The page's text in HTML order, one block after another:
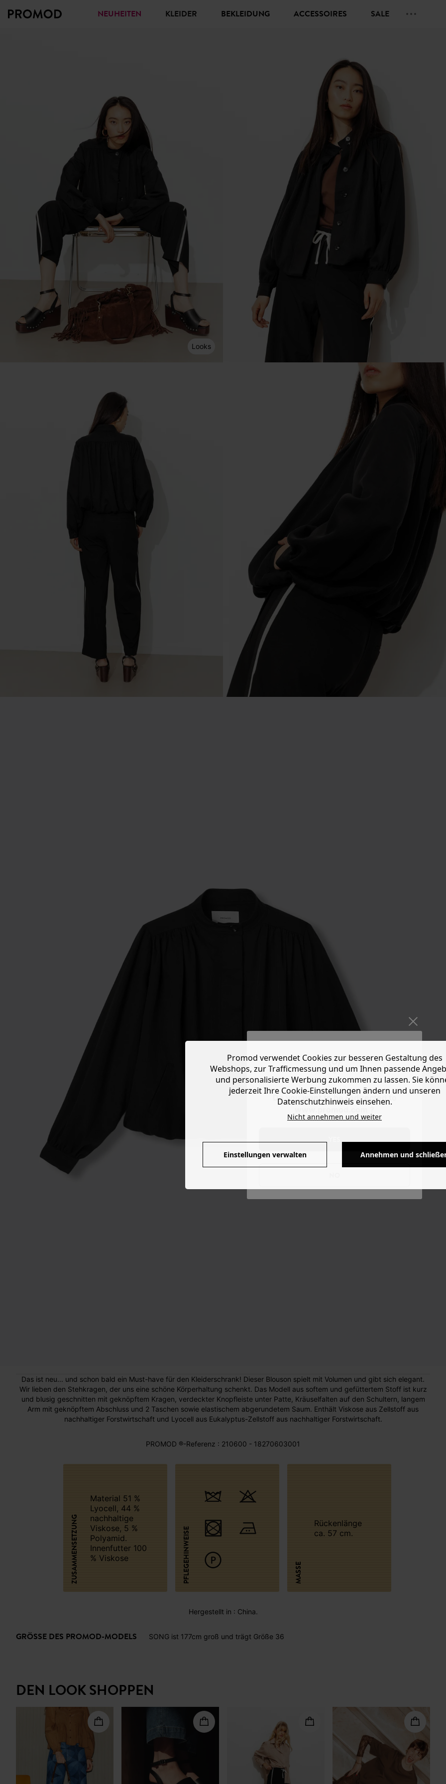
Do you want to be redirected to
NEUHEITEN KLEIDER BEKLEIDUNG ACCESSOIRES SALE
Looks
Das ist neu... und schon bald ein Must-have für den Kleiderschrank! Dieser Blouson spielt mit Volumen und gibt sich elegant.
Wir lieben den Stehkragen, der uns eine schöne Körperhaltung schenkt. Das Modell aus softem und gefüttertem Stoff ist kurz
und blusig geschnitten mit geknöpftem Kragen, verdeckter Knopfleiste unter Patte, Kräuselfalten auf den Schultern, langem
Arm mit geknöpftem Abschluss und 2 Taschen sowie elastischem abgerundetem Saum. Enthält Viskose aus Zellstoff aus
nachhaltiger Forstwirtschaft und Lyocell aus Eukalyptus-Zellstoff aus nachhaltiger Forstwirtschaft.
PROMOD ®-Referenz : 210600 - 18270603001
ZUSAMMENSETZUNG
Material 51 %
Lyocell, 44 %
nachhaltige
Viskose, 5 %
Polyamid.
Innenfutter 100
% Viskose
PFLEGEHINWEISE MASSE
Rückenlänge
ca. 57 cm.
Hergestellt in : China.
GRÖSSE DES PROMOD-MODELS SONG ist 177cm groß und trägt Größe 36
DEN LOOK SHOPPEN
Promod verwendet Cookies zur besseren Gestaltung des
Webshops, zur Trafficmessung und um Ihnen passende
und personalisierte Werbung zukommen zu lassen. Sie
jederzeit Ihre Cookie-Einstellungen ändern und unseren
Datenschutzhinweis einsehen.
Nicht annehmen und weiter
Einstellungen verwalten Annehmen und